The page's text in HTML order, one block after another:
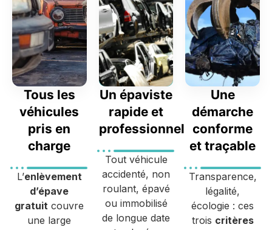
Tous les
véhicules
pris en
charge
L’enlèvement
d’épave
gratuit couvre
une large
Un épaviste
rapide et
professionnel
Tout véhicule
accidenté, non
roulant, épavé
ou immobilisé
de longue date
Une
démarche
conforme
et traçable
Transparence,
légalité,
écologie : ces
trois critères